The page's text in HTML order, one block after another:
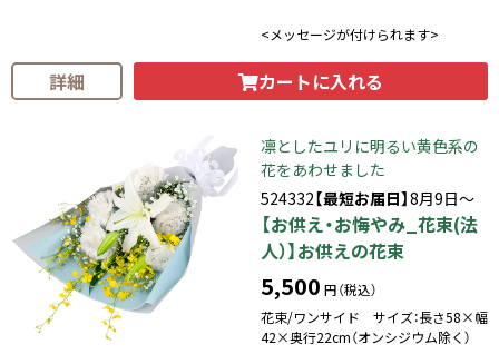
<メッセージが付けられます>
詳細 カートに入れる
凛としたユリに明るい黄色系の
花をあわせました
524332【最短お届日】8月9日～
【お供え・お悔やみ_花束(法
人）】お供えの花束
5,500 円（税込）
花束/ワンサイド サイズ：長さ58×幅
42×奥行22cm（オンシジウム除く）